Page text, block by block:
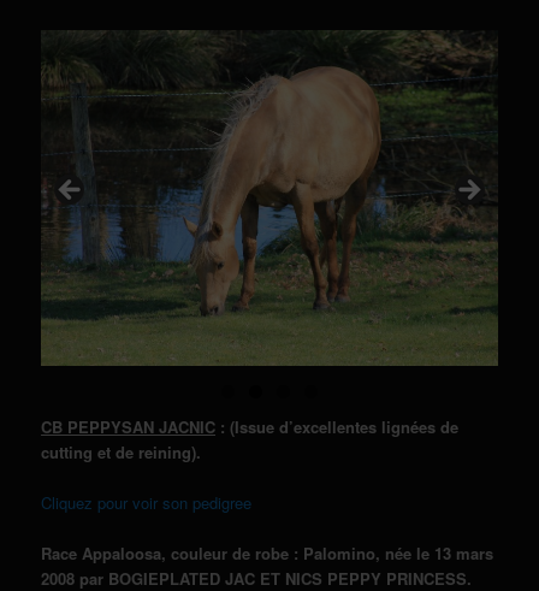
CB PEPPYSAN JACNIC : (Issue d’excellentes lignées de
cutting et de reining).
Cliquez pour voir son pedigree
Race Appaloosa, couleur de robe : Palomino, née le 13 mars
2008 par BOGIEPLATED JAC ET NICS PEPPY PRINCESS.